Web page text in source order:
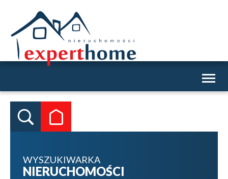
WYSZUKIWARKA
NIERUCHOMOŚCI